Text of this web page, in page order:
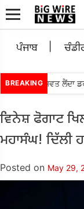
ਪੰਜਾਬ
BREAKING
ਰੁਪਏ ਰਿਸ਼ਵਤ ਲੈਂਦਾ
ਵਿਨੇਸ਼ ਫੋਗਾਟ
ਮਹਾਸੰਘ! ਦਿੱਲੀ
Posted on May 29,